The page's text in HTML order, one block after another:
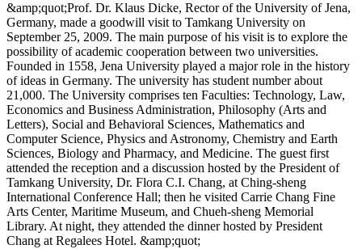
&amp;quot;Prof. Dr. Klaus Dicke, Rector of the University of Jena,
Germany, made a goodwill visit to Tamkang University on
September 25, 2009. The main purpose of his visit is to explore the
possibility of academic cooperation between two universities.
Founded in 1558, Jena University played a major role in the history
of ideas in Germany. The university has student number about
21,000. The University comprises ten Faculties: Technology, Law,
Economics and Business Administration, Philosophy (Arts and
Letters), Social and Behavioral Sciences, Mathematics and
Computer Science, Physics and Astronomy, Chemistry and Earth
Sciences, Biology and Pharmacy, and Medicine. The guest first
attended the reception and a discussion hosted by the President of
Tamkang University, Dr. Flora C.I. Chang, at Ching-sheng
International Conference Hall; then he visited Carrie Chang Fine
Arts Center, Maritime Museum, and Chueh-sheng Memorial
Library. At night, they attended the dinner hosted by President
Chang at Regalees Hotel. &amp;quot;